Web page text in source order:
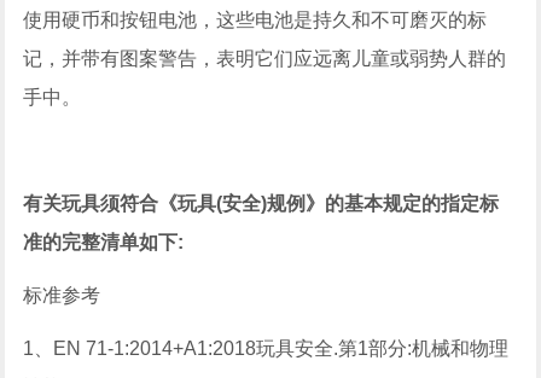
使用硬币和按钮电池，这些电池是持久和不可磨灭的标
记，并带有图案警告，表明它们应远离儿童或弱势人群的
手中。
有关玩具须符合《玩具(安全)规例》的基本规定的指定标
准的完整清单如下:
标准参考
1、EN 71-1:2014+A1:2018玩具安全.第1部分:机械和物理